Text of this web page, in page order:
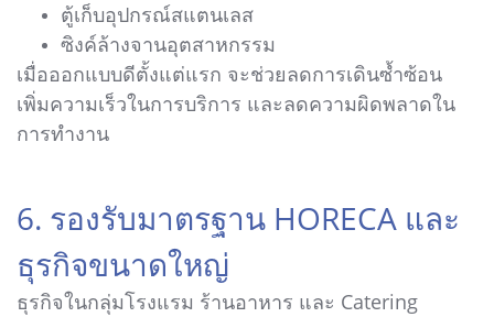
ตู้เก็บอุปกรณ์สแตนเลส
ซิงค์ล้างจานอุตสาหกรรม
เมื่อออกแบบดีตั้งแต่แรก จะช่วยลดการเดินซ้ำซ้อน
เพิ่มความเร็วในการบริการ และลดความผิดพลาดใน
การทำงาน
6. รองรับมาตรฐาน HORECA และ
ธุรกิจขนาดใหญ่
ธุรกิจในกลุ่มโรงแรม ร้านอาหาร และ Catering